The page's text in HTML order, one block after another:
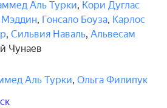
Аль Турки, Кори Дуглас
Мэддин, Гонсало Боуза, Карлос
, Сильвия Наваль, Альвесам
Чунаев
Аль Турки, Ольга Филипук